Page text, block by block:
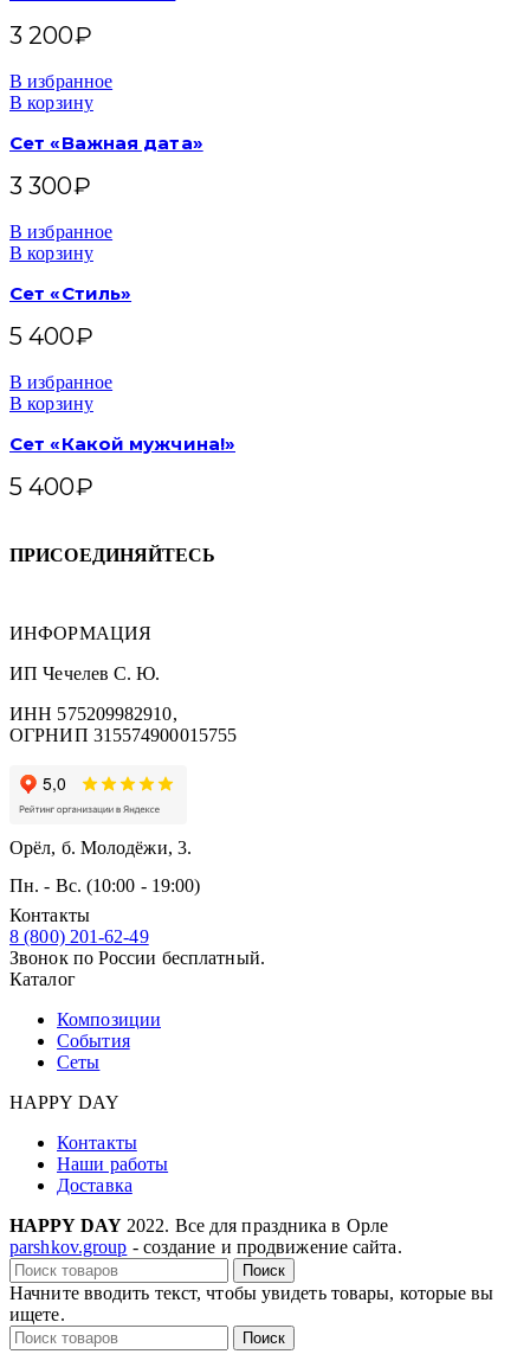
3 200₽
В избранное
В корзину
Сет «Важная дата»
3 300₽
В избранное
В корзину
Сет «Стиль»
5 400₽
В избранное
В корзину
Сет «Какой мужчина!»
5 400₽
ПРИСОЕДИНЯЙТЕСЬ
ИНФОРМАЦИЯ
ИП Чечелев С. Ю.
ИНН 575209982910,
ОГРНИП 315574900015755
Орёл, б. Молодёжи, 3.
Пн. - Вс. (10:00 - 19:00)
Контакты
8 (800) 201-62-49
Звонок по России бесплатный.
Каталог
Композиции
События
Сеты
HAPPY DAY
Контакты
Наши работы
Доставка
HAPPY DAY 2022. Все для праздника в Орле
parshkov.group - создание и продвижение сайта.
Поиск
Начните вводить текст, чтобы увидеть товары, которые вы
ищете.
Поиск